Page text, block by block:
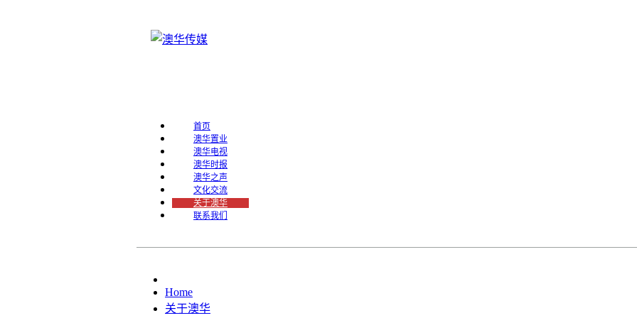
首页
澳华置业
澳华电视
澳华时报
澳华之声
文化交流
关于澳华
联系我们
Home
关于澳华